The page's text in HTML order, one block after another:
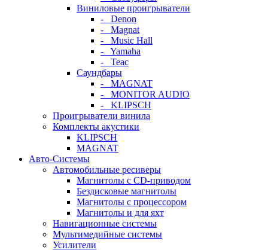
Виниловые проигрыватели
- Denon
- Magnat
- Music Hall
- Yamaha
- Teac
Саундбары
- MAGNAT
- MONITOR AUDIO
- KLIPSCH
Проигрыватели винила
Комплекты акустики
KLIPSCH
MAGNAT
Авто-Системы
Автомобильные ресиверы
Магнитолы с CD-приводом
Бездисковые магнитолы
Магнитолы с процессором
Магнитолы и для яхт
Навигационные системы
Мультимедийные системы
Усилители